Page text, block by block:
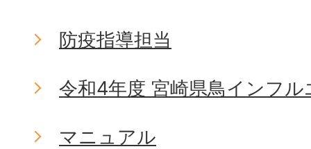
防疫指導担当
令和4年度 宮崎県鳥インフ
マニュアル